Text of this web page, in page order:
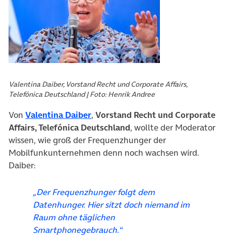
Valentina Daiber, Vorstand Recht und Corporate Affairs,
Telefónica Deutschland | Foto: Henrik Andree
Von Valentina Daiber(öffnet in neuem Tab)
, Vorstand Recht und Corporate
Affairs, Telefónica Deutschland, wollte der Moderator
wissen, wie groß der Frequenzhunger der
Mobilfunkunternehmen denn noch wachsen wird.
Daiber:
„Der Frequenzhunger folgt dem
Datenhunger. Hier sitzt doch niemand im
Raum ohne täglichen
Smartphonegebrauch.“